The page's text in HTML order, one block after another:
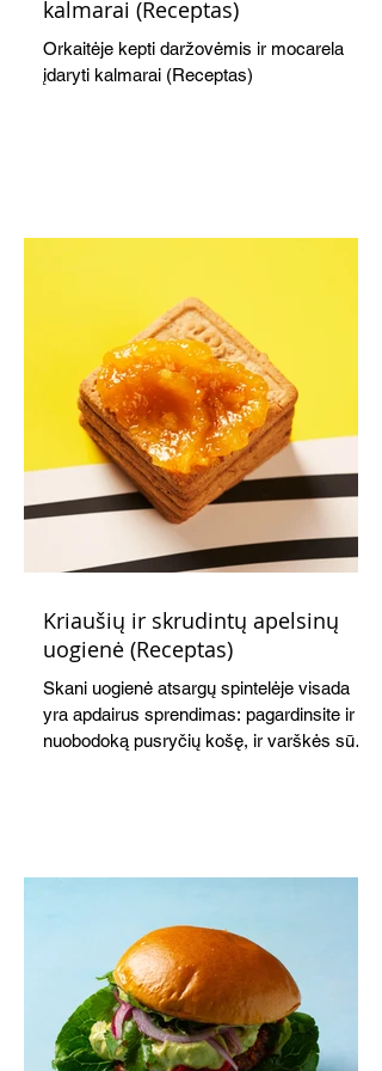
kalmarai (Receptas)
Orkaitėje kepti daržovėmis ir mocarela
įdaryti kalmarai (Receptas)
Kriaušių ir skrudintų apelsinų
uogienė (Receptas)
Skani uogienė atsargų spintelėje visada
yra apdairus sprendimas: pagardinsite ir
nuobodoką pusryčių košę, ir varškės sūrį,